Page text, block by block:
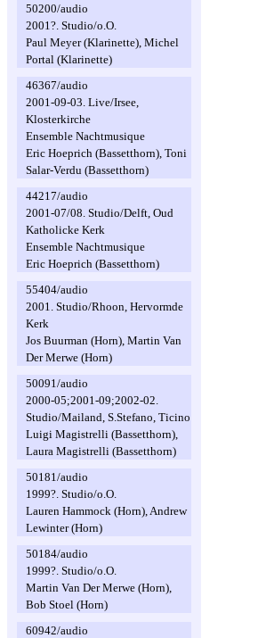
50200/audio
2001?. Studio/o.O.
Paul Meyer (Klarinette), Michel
Portal (Klarinette)
46367/audio
2001-09-03. Live/Irsee,
Klosterkirche
Ensemble Nachtmusique
Eric Hoeprich (Bassetthorn), Toni
Salar-Verdu (Bassetthorn)
44217/audio
2001-07/08. Studio/Delft, Oud
Katholicke Kerk
Ensemble Nachtmusique
Eric Hoeprich (Bassetthorn)
55404/audio
2001. Studio/Rhoon, Hervormde
Kerk
Jos Buurman (Horn), Martin Van
Der Merwe (Horn)
50091/audio
2000-05;2001-09;2002-02.
Studio/Mailand, S.Stefano, Ticino
Luigi Magistrelli (Bassetthorn),
Laura Magistrelli (Bassetthorn)
50181/audio
1999?. Studio/o.O.
Lauren Hammock (Horn), Andrew
Lewinter (Horn)
50184/audio
1999?. Studio/o.O.
Martin Van Der Merwe (Horn),
Bob Stoel (Horn)
60942/audio